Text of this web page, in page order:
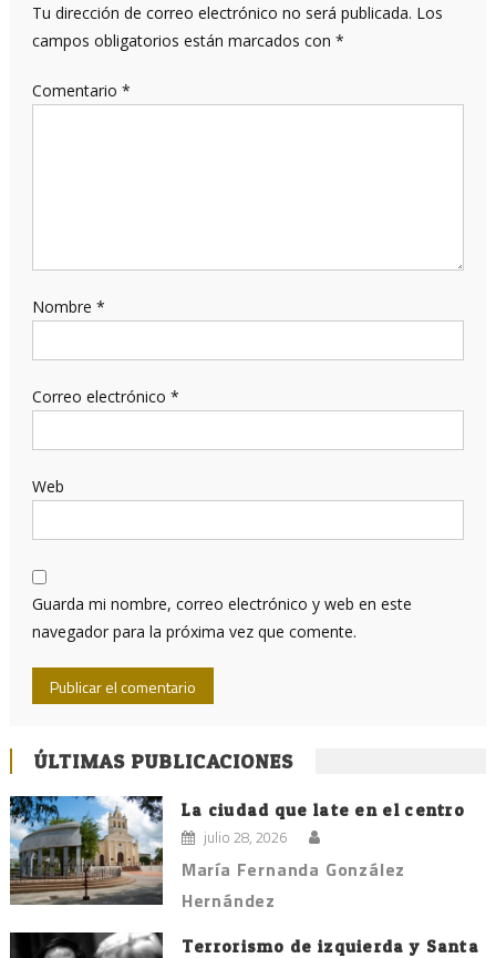
Tu dirección de correo electrónico no será publicada. Los
campos obligatorios están marcados con *
Comentario *
Nombre *
Correo electrónico *
Web
Guarda mi nombre, correo electrónico y web en este
navegador para la próxima vez que comente.
ÚLTIMAS PUBLICACIONES
La ciudad que late en el centro
julio 28, 2026
María Fernanda González
Hernández
Terrorismo de izquierda y Santa